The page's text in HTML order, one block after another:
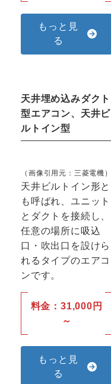
もっと見
る
天井埋め込みダクト
型エアコン、天井ビ
ルトイン型
（画像引用元： 三菱電機 ）
天井ビルトイン形と
も呼ばれ、ユニット
とダクトを接続し、
任意の場所に吸込
口・吹出口を設けら
れるタイプのエアコ
ンです。
料金：31,000円
～
もっと見
る